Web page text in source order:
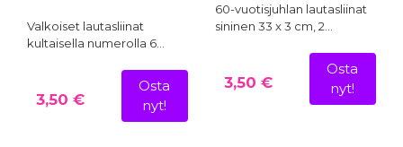
Valkoiset lautasliinat
kultaisella numerolla 6…
3,50 €
Osta
nyt!
60-vuotisjuhlan lautasliinat
sininen 33 x 3 cm, 2…
3,50 €
Osta
nyt!